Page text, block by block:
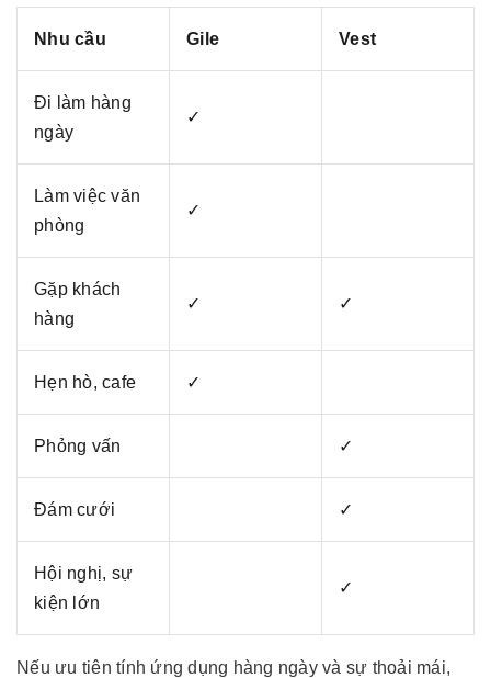
Nhu cầu Gile Vest
Đi làm hàng
ngày
✓
Làm việc văn
phòng
✓
Gặp khách
hàng
✓ ✓
Hẹn hò, cafe ✓
Phỏng vấn ✓
Đám cưới ✓
Hội nghị, sự
kiện lớn
✓
Nếu ưu tiên tính ứng dụng hàng ngày và sự thoải mái,